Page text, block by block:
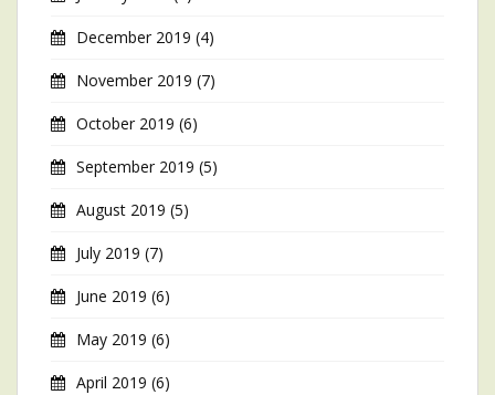
December 2019 (4)
November 2019 (7)
October 2019 (6)
September 2019 (5)
August 2019 (5)
July 2019 (7)
June 2019 (6)
May 2019 (6)
April 2019 (6)